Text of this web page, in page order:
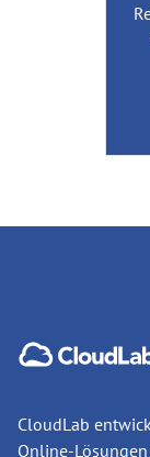
CloudLab
Online-